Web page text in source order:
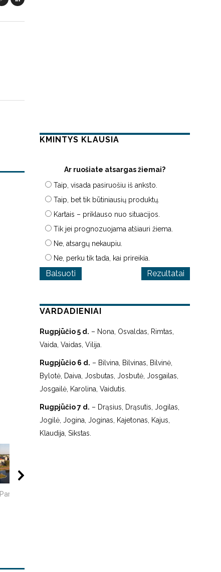
Panevėžys | Senvagė
KMINTYS KLAUSIA
Ar ruošiate atsargas žiemai?
Taip, visada pasiruošiu iš anksto.
Taip, bet tik būtiniausių produktų.
Kartais – priklauso nuo situacijos.
Tik jei prognozuojama atšiauri žiema.
Ne, atsargų nekaupiu.
Ne, perku tik tada, kai prireikia.
Rezultatai
VARDADIENIAI
Rugpjūčio 5 d. – Nona, Osvaldas, Rimtas,
Vaida, Vaidas, Vilija.
Rugpjūčio 6 d. – Bilvina, Bilvinas, Bilvinė,
Bylotė, Daiva, Josbutas, Josbutė, Josgailas,
Josgailė, Karolina, Vaidutis.
Rugpjūčio 7 d. – Drąsius, Drąsutis, Jogilas,
Jogilė, Jogina, Joginas, Kajetonas, Kajus,
Klaudija, Sikstas.